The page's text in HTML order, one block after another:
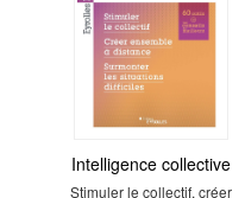
Intelligence collective
Stimuler le collectif, créer